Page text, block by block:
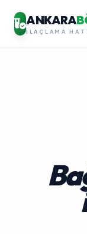
ANKARA
İLAÇLAMA